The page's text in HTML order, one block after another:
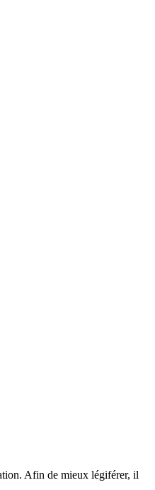
Afin de mieux légiférer, il